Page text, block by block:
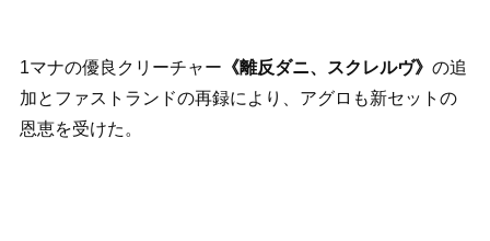
1マナの優良クリーチャー 《離反ダニ、スクレルヴ》 の追
加とファストランドの再録により、アグロも新セットの
恩恵を受けた。